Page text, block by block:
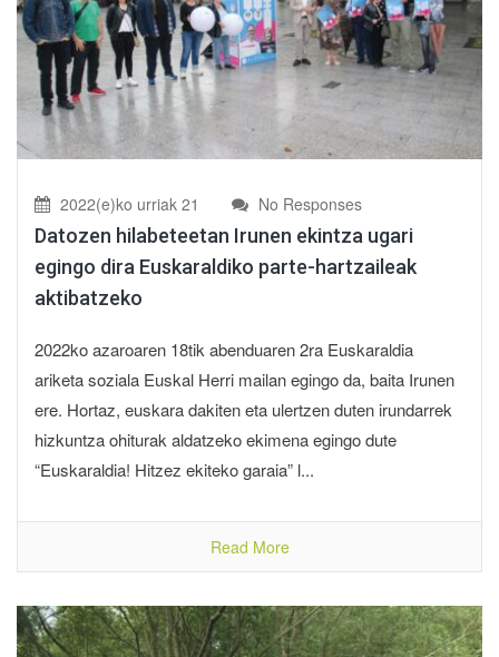
2022(e)ko urriak 21 No Responses
Datozen hilabeteetan Irunen ekintza ugari
egingo dira Euskaraldiko parte-hartzaileak
aktibatzeko
2022ko azaroaren 18tik abenduaren 2ra Euskaraldia
ariketa soziala Euskal Herri mailan egingo da, baita Irunen
ere. Hortaz, euskara dakiten eta ulertzen duten irundarrek
hizkuntza ohiturak aldatzeko ekimena egingo dute
“Euskaraldia! Hitzez ekiteko garaia” l...
Read More